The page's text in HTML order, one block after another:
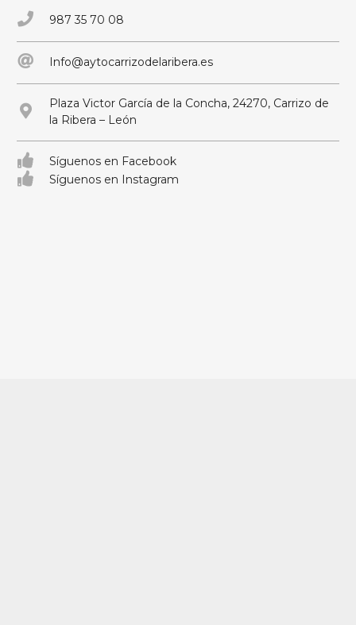
987 35 70 08
Info@aytocarrizodelaribera.es
Plaza Victor García de la Concha, 24270, Carrizo de
la Ribera – León
Síguenos en Facebook
Síguenos en Instagram